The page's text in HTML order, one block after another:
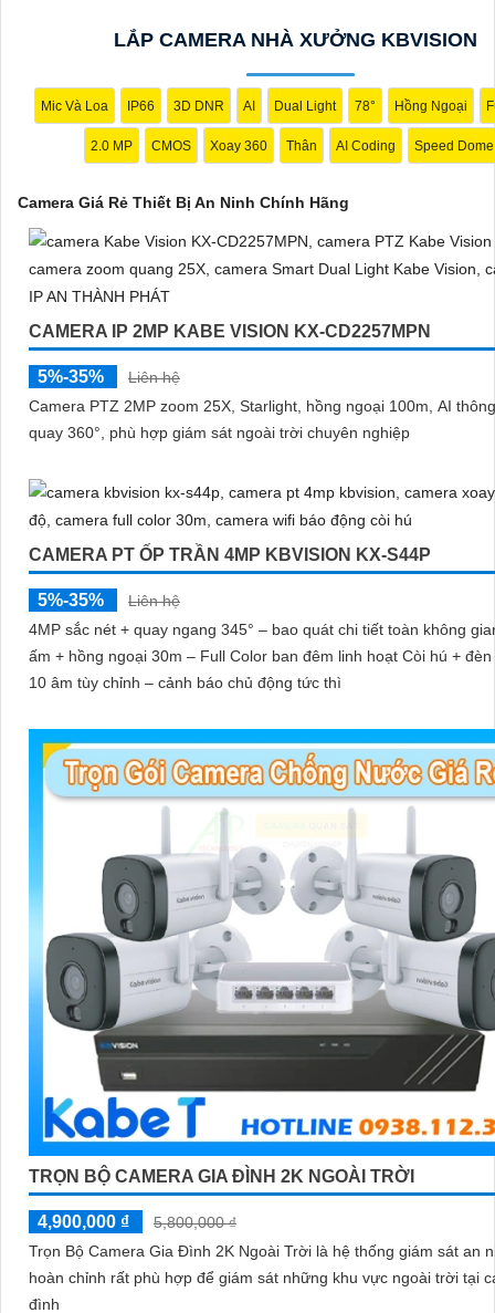
Camera Dahua HAC-HDBW1200RP-Z: Camera dome chất
hỗ trợ các tính năng như chống ngược sáng, chống nước.
Nhớ kiểm tra kỹ thông số kỹ thuật cũng như nguồn gốc xuất xứ của
phẩm trước khi mua nhé đểHoàn toàn tin cậylà sản phẩm chính
đáng tin cậy.
LẮP CAMERA NHÀ XƯỞNG KBVISION
Mic Và Loa IP66 3D DNR AI Dual Light 78° Hồng Ngoại
2.0 MP CMOS Xoay 360 Thân AI Coding Speed Dome
Camera Giá Rẻ Thiết Bị An Ninh Chính Hãng
CAMERA IP 2MP KABE VISION KX-CD2257MPN
5%-35%
Liên hệ
Camera PTZ 2MP zoom 25X, Starlight, hồng ngoại 100m, AI
quay 360°, phù hợp giám sát ngoài trời chuyên nghiệp
CAMERA PT ỐP TRẦN 4MP KBVISION KX-S44P
5%-35%
Liên hệ
4MP sắc nét + quay ngang 345° – bao quát chi tiết toàn không
ấm + hồng ngoại 30m – Full Color ban đêm linh hoạt Còi hú +
10 âm tùy chỉnh – cảnh báo chủ động tức thì
TRỌN BỘ CAMERA GIA ĐÌNH 2K NGOÀI TRỜI
4,900,000 ₫
5,800,000 ₫
Trọn Bộ Camera Gia Đình 2K Ngoài Trời là hệ thống giám sát an
hoàn chỉnh rất phù hợp để giám sát những khu vực ngoài trời tại
đình